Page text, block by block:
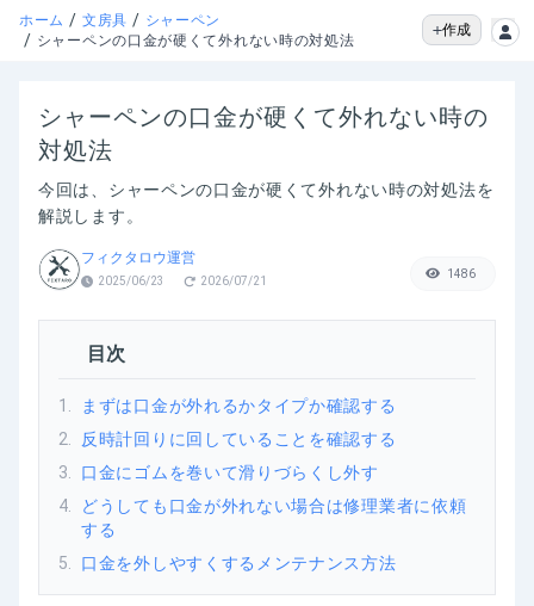
ホーム / 文房具 / シャーペン
/ シャーペンの口金が硬くて外れない時の対処法
作成
シャーペンの口金が硬くて外れない時の
対処法
今回は、シャーペンの口金が硬くて外れない時の対処法を
解説します。
フィクタロウ運営
2025/06/23 2026/07/21
1486
目次
1
まずは口金が外れるかタイプか確認する
2
反時計回りに回していることを確認する
3
口金にゴムを巻いて滑りづらくし外す
4
どうしても口金が外れない場合は修理業者に依頼
する
5
口金を外しやすくするメンテナンス方法